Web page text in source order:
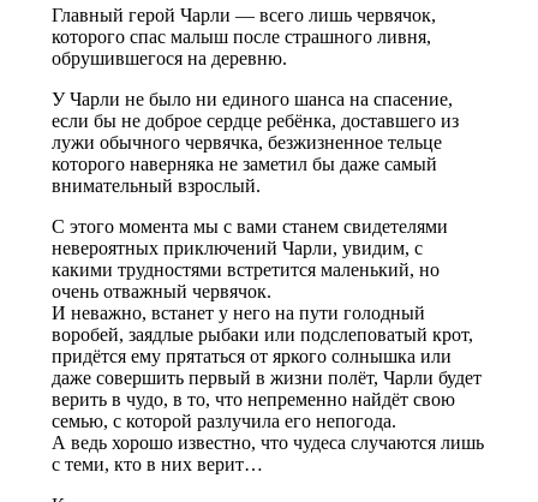
Главный герой Чарли — всего лишь червячок,
которого спас малыш после страшного ливня,
обрушившегося на деревню.
У Чарли не было ни единого шанса на спасение,
если бы не доброе сердце ребёнка, доставшего из
лужи обычного червячка, безжизненное тельце
которого наверняка не заметил бы даже самый
внимательный взрослый.
С этого момента мы с вами станем свидетелями
невероятных приключений Чарли, увидим, с
какими трудностями встретится маленький, но
очень отважный червячок.
И неважно, встанет у него на пути голодный
воробей, заядлые рыбаки или подслеповатый крот,
придётся ему прятаться от яркого солнышка или
даже совершить первый в жизни полёт, Чарли будет
верить в чудо, в то, что непременно найдёт свою
семью, с которой разлучила его непогода.
А ведь хорошо известно, что чудеса случаются лишь
с теми, кто в них верит…